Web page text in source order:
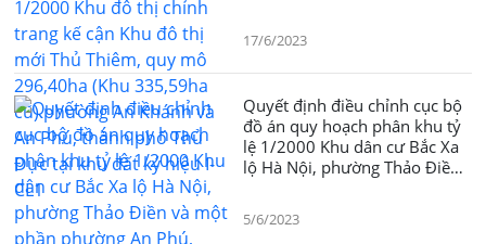
Khánh và An Phú, thành phố
Thủ Đực tại khu đất ký hiệu I-
17/6/2023
Quyết định điều chỉnh cục bộ
đồ án quy hoạch phân khu tỷ
lệ 1/2000 Khu dân cư Bắc Xa
lộ Hà Nội, phường Thảo Điền
ký hiệu I.86
5/6/2023